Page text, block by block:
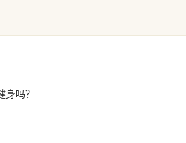
吗？